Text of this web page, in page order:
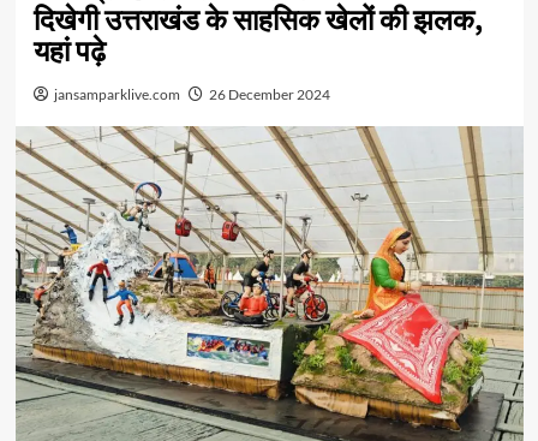
दिखेगी उत्तराखंड के साहसिक खेलों की झलक,
यहां पढ़े
jansamparklive.com 26 December 2024